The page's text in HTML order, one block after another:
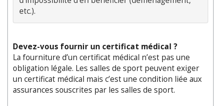
Devez-vous fournir un certificat médical ?
La fourniture d’un certificat médical n’est pas une
obligation légale. Les salles de sport peuvent exiger
un certificat médical mais c’est une condition liée aux
assurances souscrites par les salles de sport.